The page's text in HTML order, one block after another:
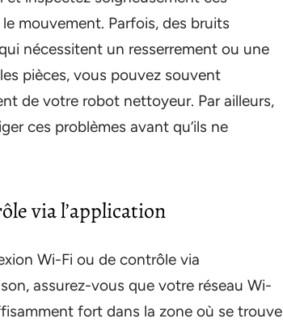
mouvement. Parfois, des bruits
nécessitent un resserrement ou une
pièces, vous pouvez souvent
de votre robot nettoyeur. Par ailleurs,
ces problèmes avant qu’ils ne
via l’application
Wi-Fi ou de contrôle via
assurez-vous que votre réseau Wi-
fort dans la zone où se trouve